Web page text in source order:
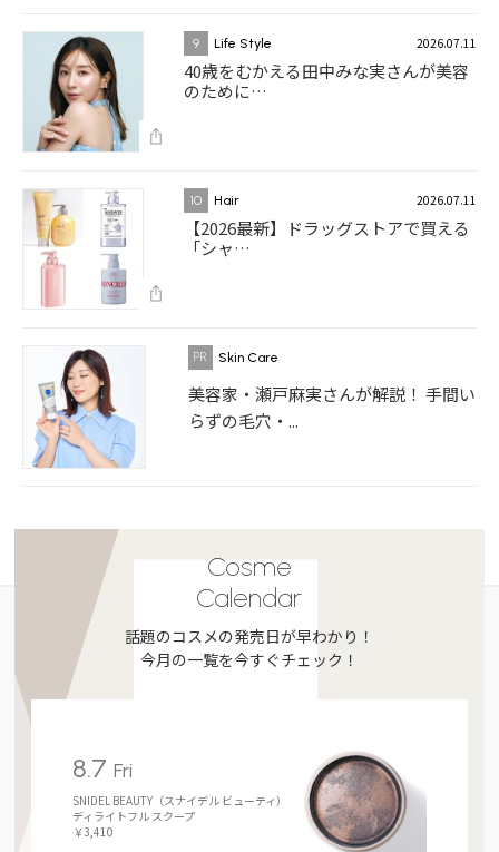
9 Life Style 2026.07.11
40歳をむかえる田中みな実さんが美容
のために…
10 Hair 2026.07.11
【2026最新】ドラッグストアで買える
「シャ…
Skin Care
美容家・瀬戸麻実さんが解説！ 手間い
らずの毛穴・...
Cosme
Calendar
話題のコスメの発売日が早わかり！
今月の一覧を今すぐチェック！
8.7 Fri
SNIDEL BEAUTY（スナイデル ビューティ）
ディライトフル スクープ
￥3,410